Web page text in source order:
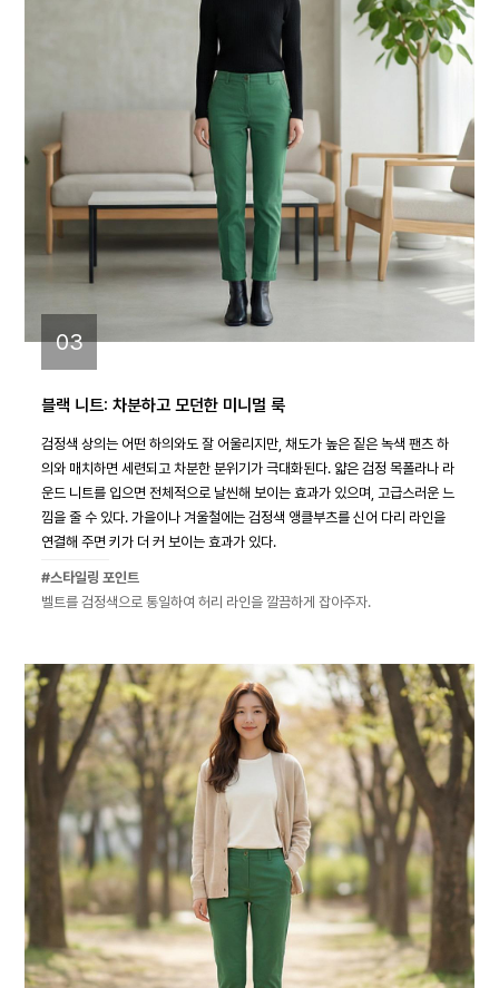
03
블랙 니트: 차분하고 모던한 미니멀 룩
검정색 상의는 어떤 하의와도 잘 어울리지만, 채도가 높은 짙은 녹색 팬츠 하
의와 매치하면 세련되고 차분한 분위기가 극대화된다. 얇은 검정 목폴라나 라
운드 니트를 입으면 전체적으로 날씬해 보이는 효과가 있으며, 고급스러운 느
낌을 줄 수 있다. 가을이나 겨울철에는 검정색 앵클부츠를 신어 다리 라인을
연결해 주면 키가 더 커 보이는 효과가 있다.
#스타일링 포인트
벨트를 검정색으로 통일하여 허리 라인을 깔끔하게 잡아주자.